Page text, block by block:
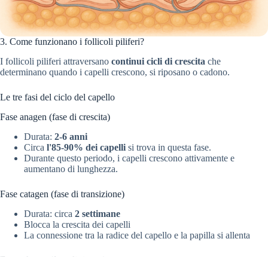
3. Come funzionano i follicoli piliferi?
I follicoli piliferi attraversano continui cicli di crescita che
determinano quando i capelli crescono, si riposano o cadono.
Le tre fasi del ciclo del capello
Fase anagen (fase di crescita)
Durata: 2-6 anni
Circa l'85-90% dei capelli si trova in questa fase.
Durante questo periodo, i capelli crescono attivamente e
aumentano di lunghezza.
Fase catagen (fase di transizione)
Durata: circa 2 settimane
Blocca la crescita dei capelli
La connessione tra la radice del capello e la papilla si allenta